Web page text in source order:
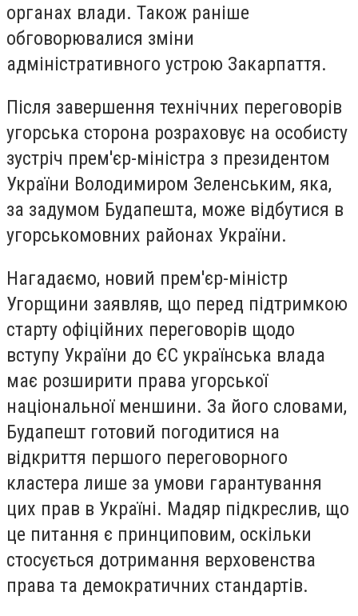
органах влади. Також раніше
обговорювалися зміни
адміністративного устрою Закарпаття.
Після завершення технічних переговорів
угорська сторона розраховує на особисту
зустріч прем'єр-міністра з президентом
України Володимиром Зеленським, яка,
за задумом Будапешта, може відбутися в
угорськомовних районах України.
Нагадаємо, новий прем'єр-міністр
Угорщини заявляв, що перед підтримкою
старту офіційних переговорів щодо
вступу України до ЄС українська влада
має розширити права угорської
національної меншини. За його словами,
Будапешт готовий погодитися на
відкриття першого переговорного
кластера лише за умови гарантування
цих прав в Україні. Мадяр підкреслив, що
це питання є принциповим, оскільки
стосується дотримання верховенства
права та демократичних стандартів.